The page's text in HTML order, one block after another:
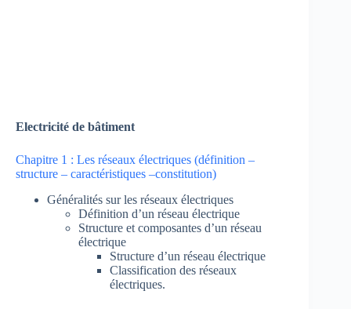
Electricité de bâtiment
Chapitre 1 : Les réseaux électriques (définition –
structure – caractéristiques –constitution)
Généralités sur les réseaux électriques
Définition d’un réseau électrique
Structure et composantes d’un réseau
électrique
Structure d’un réseau électrique
Classification des réseaux
électriques.